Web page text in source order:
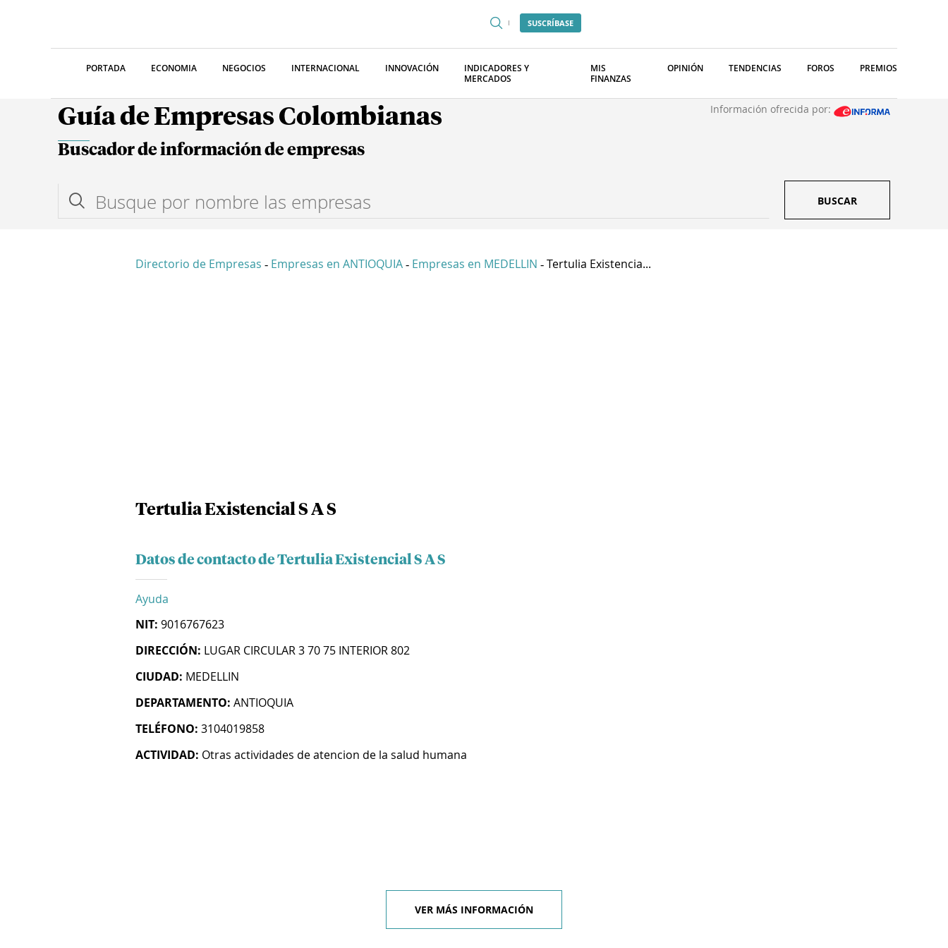
SUSCRÍBASE
PORTADA ECONOMIA NEGOCIOS INTERNACIONAL INNOVACIÓN
INDICADORES Y
MERCADOS
MIS
FINANZAS
OPINIÓN TENDENCIAS FOROS PREMIOS
Guía de Empresas Colombianas Información ofrecida por:
Buscador de información de empresas
BUSCAR
Directorio de Empresas - Empresas en ANTIOQUIA - Empresas en MEDELLIN - Tertulia Existencia...
Tertulia Existencial S A S
Datos de contacto de Tertulia Existencial S A S
Ayuda
NIT: 9016767623
DIRECCIÓN: LUGAR CIRCULAR 3 70 75 INTERIOR 802
CIUDAD: MEDELLIN
DEPARTAMENTO: ANTIOQUIA
TELÉFONO: 3104019858
ACTIVIDAD: Otras actividades de atencion de la salud humana
VER MÁS INFORMACIÓN